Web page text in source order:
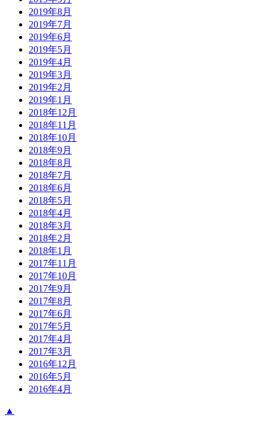
2019年8月
2019年7月
2019年6月
2019年5月
2019年4月
2019年3月
2019年2月
2019年1月
2018年12月
2018年11月
2018年10月
2018年9月
2018年8月
2018年7月
2018年6月
2018年5月
2018年4月
2018年3月
2018年2月
2018年1月
2017年11月
2017年10月
2017年9月
2017年8月
2017年6月
2017年5月
2017年4月
2017年3月
2016年12月
2016年5月
2016年4月
▲